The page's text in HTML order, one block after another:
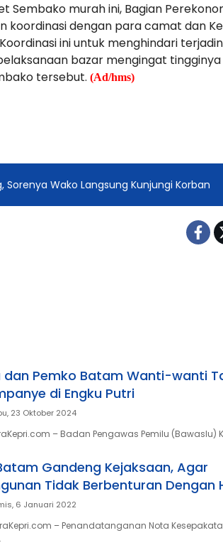
Sembako murah ini, Bagian
koordinasi dengan para camat dan
ini untuk menghindari
bazar mengingat
tersebut. (Ad/hms)
Sorenya Wako Langsung Kunjungi Korban
dan Pemko Batam Wanti-wanti
di Engku Putri
23 Oktober 2024
– Badan Pengawas Pemilu (Bawaslu)
Gandeng Kejaksaan, Agar
Tidak Berbenturan Dengan
6 Januari 2022
– Penandatanganan Nota